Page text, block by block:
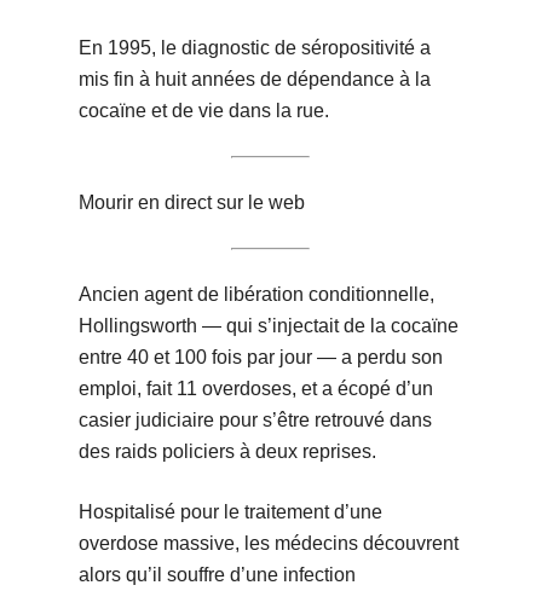
En 1995, le diagnostic de séropositivité a
mis fin à huit années de dépendance à la
cocaïne et de vie dans la rue.
Mourir en direct sur le web
Ancien agent de libération conditionnelle,
Hollingsworth — qui s’injectait de la cocaïne
entre 40 et 100 fois par jour — a perdu son
emploi, fait 11 overdoses, et a écopé d’un
casier judiciaire pour s’être retrouvé dans
des raids policiers à deux reprises.
Hospitalisé pour le traitement d’une
overdose massive, les médecins découvrent
alors qu’il souffre d’une infection